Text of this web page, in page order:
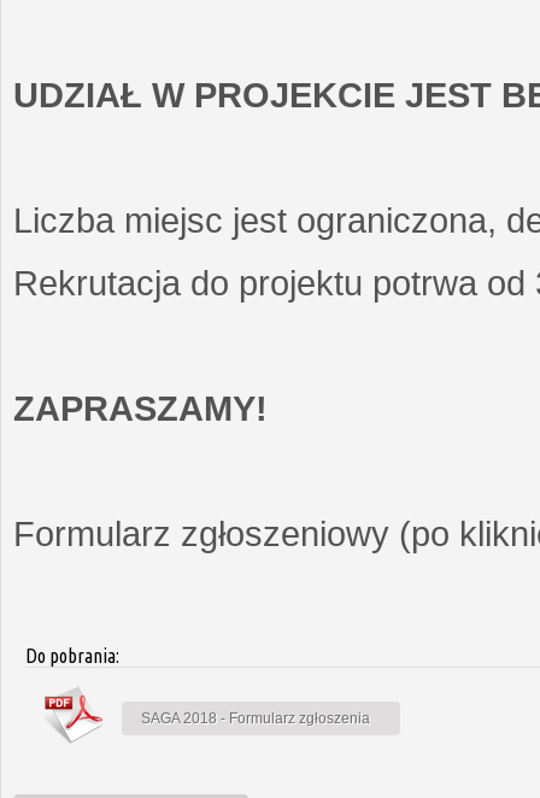
UDZIAŁ W PROJEKCIE JEST
Liczba miejsc jest ograniczona,
Rekrutacja do projektu potrwa
ZAPRASZAMY!
Formularz zgłoszeniowy (po
Do pobrania:
SAGA 2018 - Formularz zgłoszenia